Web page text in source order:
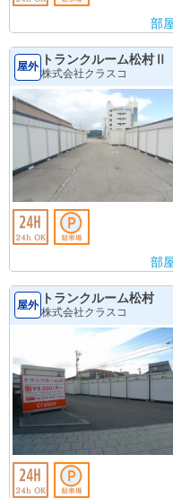
部
屋外 トランクルーム松村Ⅱ
株式会社クラスコ
部
屋外 トランクルーム松村
株式会社クラスコ